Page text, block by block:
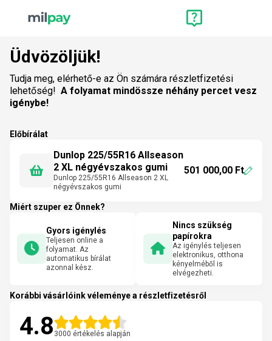
Üdvözöljük!
Tudja meg, elérhető-e az Ön számára részletfizetési
lehetőség! A folyamat mindössze néhány percet vesz
igénybe!
Előbírálat
Dunlop 225/55R16 Allseason
2 XL négyévszakos gumi
Dunlop 225/55R16 Allseason 2 XL
négyévszakos gumi
501 000,00 Ft
Miért szuper ez Önnek?
Gyors igénylés
Teljesen online a
folyamat. Az
automatikus bírálat
azonnal kész.
Nincs szükség
papírokra
Az igénylés teljesen
elektronikus, otthona
kényelméből is
elvégezheti.
Korábbi vásárlóink véleménye a részletfizetésről
4.8 3000 értékelés alapján